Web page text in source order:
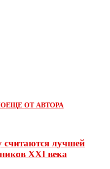
ЕЩЕ ОТ АВТОРА
лучшей
XXI века